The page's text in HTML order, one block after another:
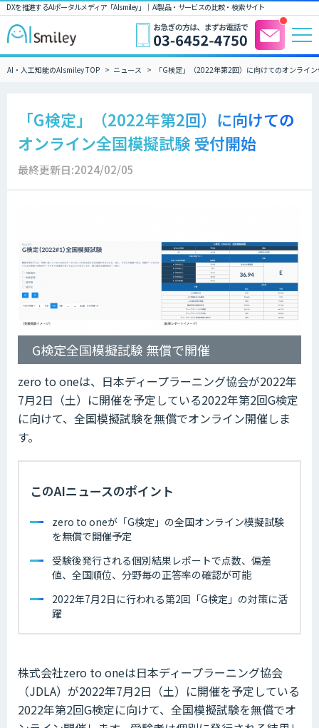
DXを推進するAIポータルメディア「AIsmiley」｜ AI製品・サービスの比較・検索サイト
AI・人工知能のAIsmiley TOP ニュース 「G検定」（2022年第2回）に向けてのオンライ
「G検定」（2022年第2回）に向けての
オンライン全国模擬試験 受付開始
最終更新日:2024/02/05
G検定全国模擬試験 無償で開催
zero to oneは、日本ディープラーニング協会が2022年
7月2日（土）に開催を予定している2022年第2回G検定
に向けて、全国模擬試験を無償でオンライン開催しま
す。
このAIニュースのポイント
zero to oneが「G検定」の全国オンライン模擬試験
を無償で開催予定
受験後発行される個別結果レポートで点数、偏差
値、全国順位、分野毎の正答率の確認が可能
2022年7月2日に行われる第2回「G検定」の対策に活
躍
株式会社zero to oneは日本ディープラーニング協会
（JDLA）が2022年7月2日（土）に開催を予定している
2022年第2回G検定に向けて、全国模擬試験を無償でオ